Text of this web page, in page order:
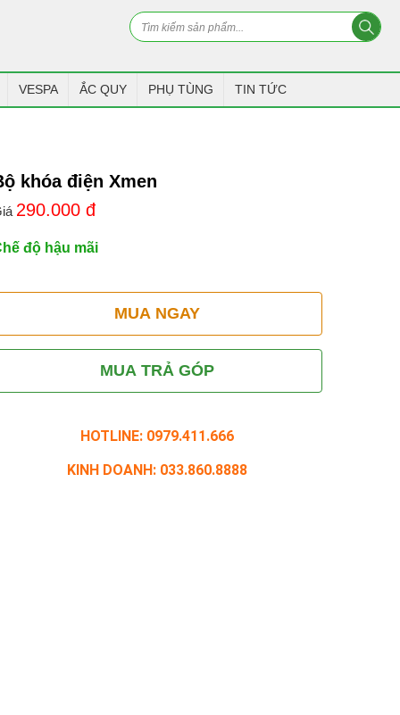
VESPA ẮC QUY PHỤ TÙNG TIN TỨC
khóa điện Xmen
290.000 đ
độ hậu mãi
MUA NGAY
MUA TRẢ GÓP
HOTLINE: 0979.411.666
KINH DOANH: 033.860.8888